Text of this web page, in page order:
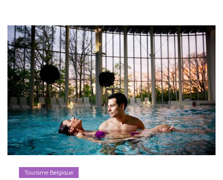
Tourisme Belgique